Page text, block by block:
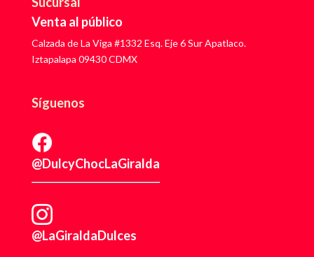
Venta al público
Calzada de La Viga #1332 Esq. Eje 6 Sur Apatlaco.
Iztapalapa 09430 CDMX
Síguenos
@DulcyChocLaGiralda
@LaGiraldaDulces